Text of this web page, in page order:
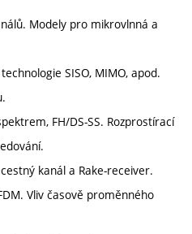
Modely pro mikrovlnná a
SISO, MIMO, apod.
FH/DS-SS. Rozprostírací
kanál a Rake-receiver.
Vliv časově proměnného